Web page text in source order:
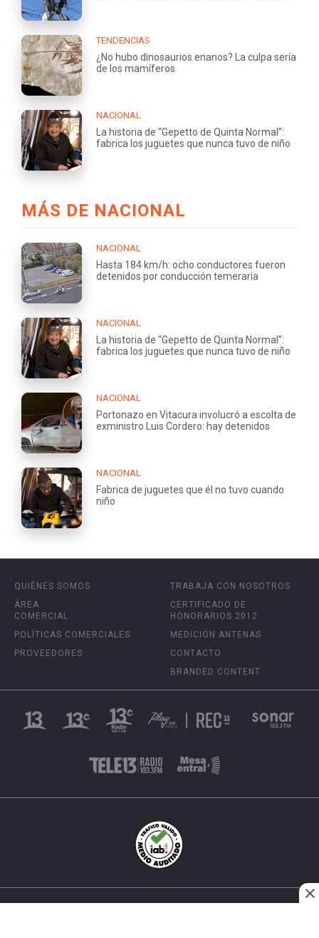
TENDENCIAS
¿No hubo dinosaurios enanos? La culpa sería
de los mamíferos
NACIONAL
La historia de “Gepetto de Quinta Normal”:
fabrica los juguetes que nunca tuvo de niño
MÁS DE NACIONAL
NACIONAL
Hasta 184 km/h: ocho conductores fueron
detenidos por conducción temeraria
NACIONAL
La historia de “Gepetto de Quinta Normal”:
fabrica los juguetes que nunca tuvo de niño
NACIONAL
Portonazo en Vitacura involucró a escolta de
exministro Luis Cordero: hay detenidos
NACIONAL
Fabrica de juguetes que él no tuvo cuando
niño
QUIÉNES SOMOS
ÁREA
COMERCIAL
POLÍTICAS COMERCIALES
PROVEEDORES
TRABAJA CON NOSOTROS
CERTIFICADO DE
HONORARIOS 2012
MEDICIÓN ANTENAS
CONTACTO
BRANDED CONTENT